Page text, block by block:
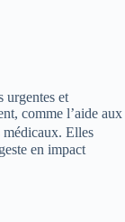
urgentes et
comme l’aide aux
Elles
en impact